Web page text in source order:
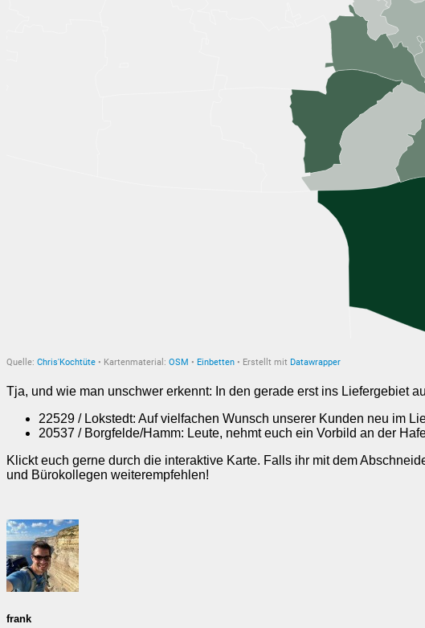
Tja, und wie man unschwer erkennt: In den gerade erst ins Liefergebiet
22529 / Lokstedt: Auf vielfachen Wunsch unserer Kunden neu im
20537 / Borgfelde/Hamm: Leute, nehmt euch ein Vorbild an der
Klickt euch gerne durch die interaktive Karte. Falls ihr mit dem
und Bürokollegen weiterempfehlen!
frank